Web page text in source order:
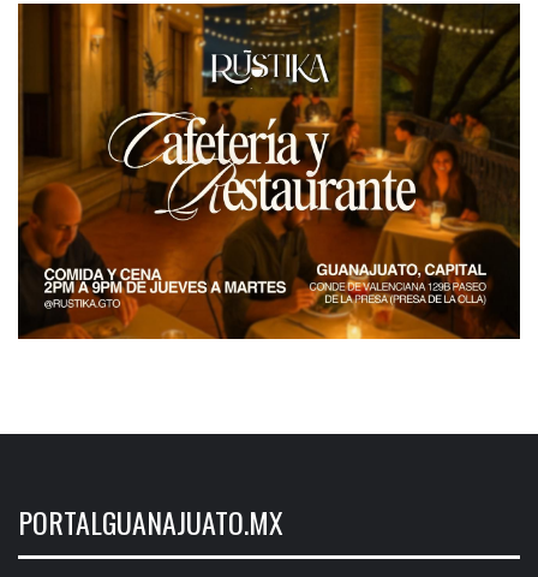
PORTALGUANAJUATO.MX